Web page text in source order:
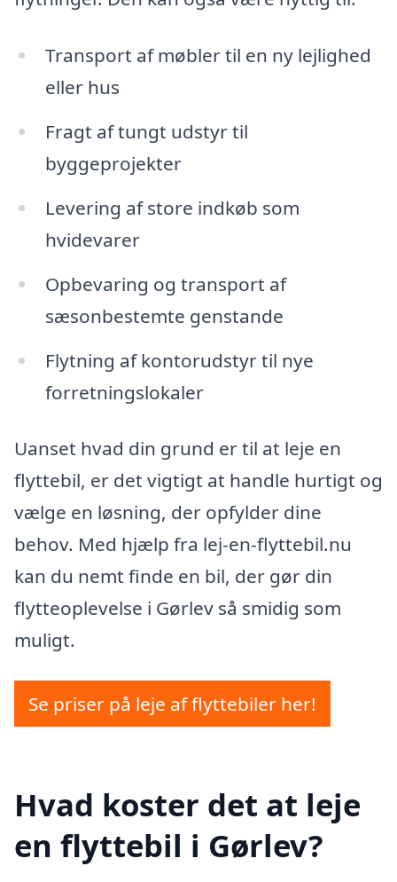
Transport af møbler til en ny lejlighed
eller hus
Fragt af tungt udstyr til
byggeprojekter
Levering af store indkøb som
hvidevarer
Opbevaring og transport af
sæsonbestemte genstande
Flytning af kontorudstyr til nye
forretningslokaler
Uanset hvad din grund er til at leje en
flyttebil, er det vigtigt at handle hurtigt og
vælge en løsning, der opfylder dine
behov. Med hjælp fra lej-en-flyttebil.nu
kan du nemt finde en bil, der gør din
flytteoplevelse i Gørlev så smidig som
muligt.
Se priser på leje af flyttebiler her!
Hvad koster det at leje
en flyttebil i Gørlev?